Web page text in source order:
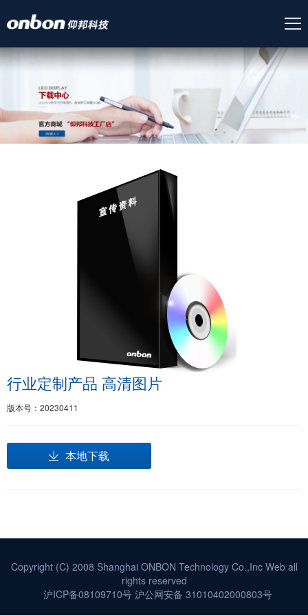
行业定制产品 高清图片
版本号：20230411
本地下载
Copyright (C) 2008 Shanghai ONBON Technology Co.,Inc Web all
rights reserved
沪ICP备08109710号沪公网安备 31010402000803号